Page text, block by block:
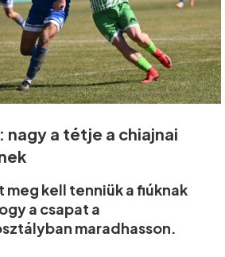
nagy a tétje a chiajnai
meg kell tenniük a fiúknak
a csapat a
maradhasson.